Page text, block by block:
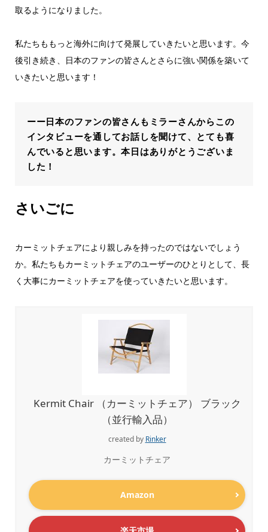
取るようになりました。
私たちももっと海外に向けて発展していきたいと思います。今
後引き続き、日本のファンの皆さんとさらに強い関係を築いて
いきたいと思います！
ーー日本のファンの皆さんもミラーさんからこの
インタビューを通してお話しを聞けて、とても喜
んでいると思います。本日はありがとうございま
した！
さいごに
カーミットチェアにより親しみを持ったのではないでしょう
か。私たちもカーミットチェアのユーザーのひとりとして、長
く大事にカーミットチェアを使っていきたいと思います。
Kermit Chair （カーミットチェア） ブラック
（並行輸入品）
created by Rinker
カーミットチェア
Amazon